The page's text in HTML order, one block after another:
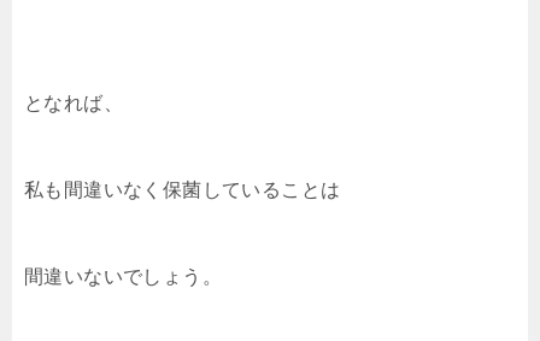
となれば、
私も間違いなく保菌していることは
間違いないでしょう。